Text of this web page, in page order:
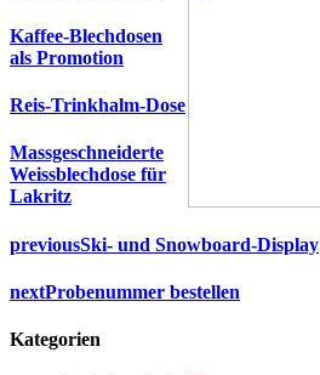
Kaffee-Blechdosen
als Promotion
Reis-Trinkhalm-Dose
Massgeschneiderte
Weissblechdose für
Lakritz
previousSki- und Snowboard-Display
nextProbenummer bestellen
Kategorien